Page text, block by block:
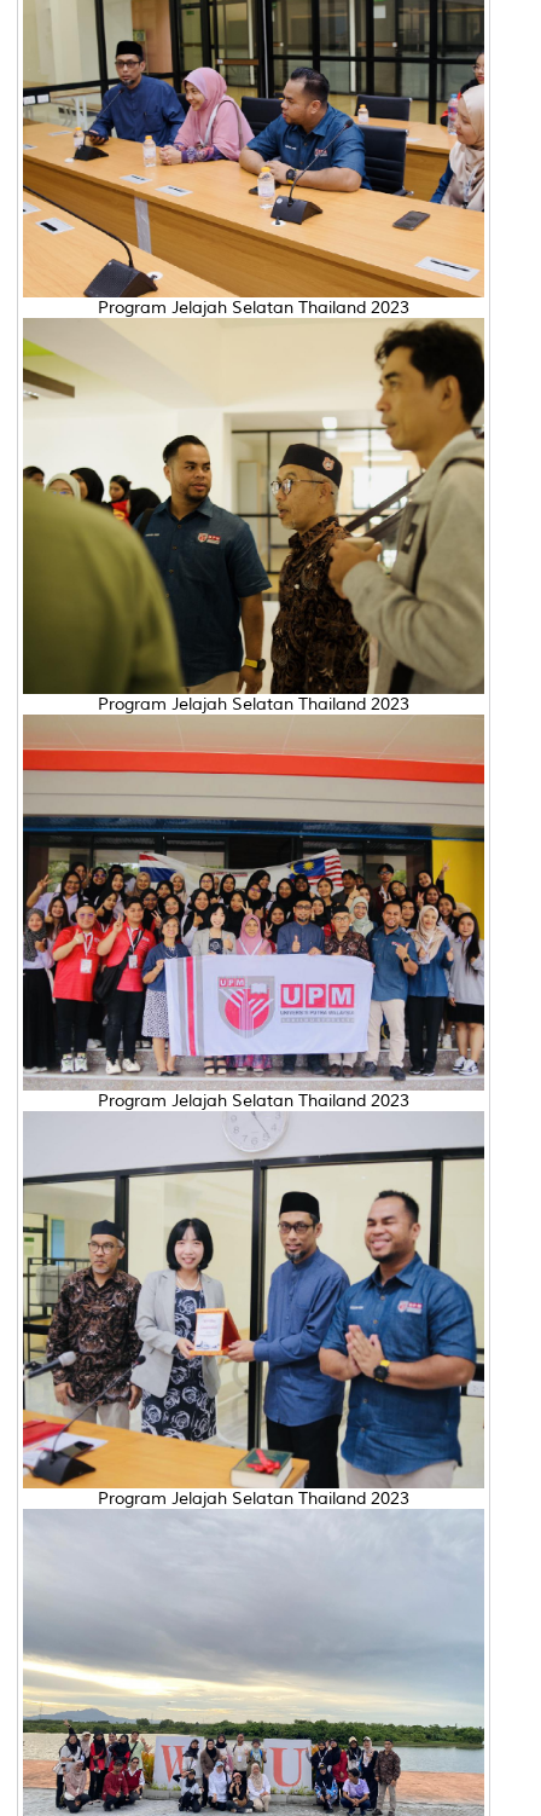
Program Jelajah Selatan Thailand 2023
Program Jelajah Selatan Thailand 2023
Program Jelajah Selatan Thailand 2023
Program Jelajah Selatan Thailand 2023